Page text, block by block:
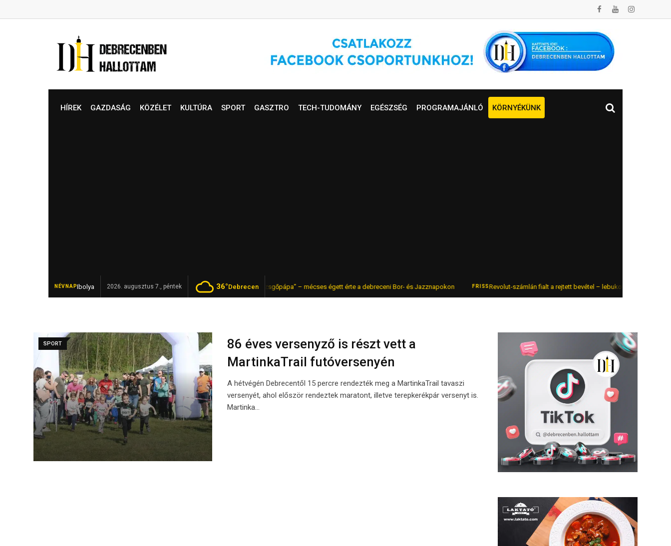
to
HÍREK GAZDASÁG KÖZÉLET KULTÚRA SPORT GASZTRO TECH-TUDOMÁNY EGÉSZSÉG PROGRAMAJÁNLÓ KÖRNYÉKÜNK
NÉVNAPIbolya 2026. augusztus 7., péntek 36°Debrecen
FRISSElhunyt Garamvári Vencel, a magyar „pezsgőpápa” – mécses égett érte a debreceni Bor- és Jazznapokon FRISS Revolut-számlán fialt a rejtett bevétel – lebukott az online
SPORT
86 éves versenyző is részt vett a
MartinkaTrail futóversenyén
A hétvégén Debrecentől 15 percre rendezték meg a MartinkaTrail tavaszi
versenyét, ahol először rendeztek maratont, illetve terepkerékpár versenyt is.
Martinka…